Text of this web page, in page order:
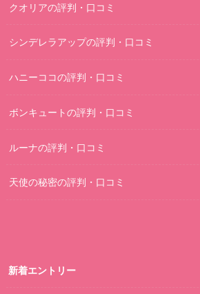
クオリアの評判・口コミ
シンデレラアップの評判・口コミ
ハニーココの評判・口コミ
ボンキュートの評判・口コミ
ルーナの評判・口コミ
天使の秘密の評判・口コミ
新着エントリー